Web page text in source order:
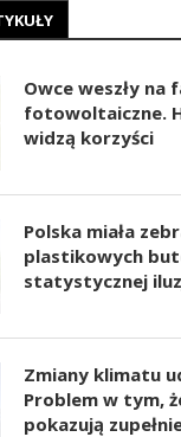
Owce weszły na
fotowoltaiczne.
widzą korzyści
Polska miała
plastikowych
statystycznej
Zmiany klimatu
Problem w tym,
pokazują